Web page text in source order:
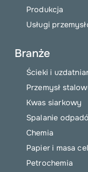
Produkcja
Usługi
Branże
Ścieki i
Przemysł
Kwas siarkowy
Spalanie
Chemia
Papier i masa
Petrochemia